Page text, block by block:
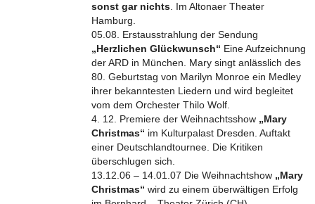
sonst gar nichts . Im Altonaer Theater
Hamburg.
05.08. Erstausstrahlung der Sendung
„Herzlichen Glückwunsch“ Eine Aufzeichnung
der ARD in München. Mary singt anlässlich des
80. Geburtstag von Marilyn Monroe ein Medley
ihrer bekanntesten Liedern und wird begleitet
vom dem Orchester Thilo Wolf.
4. 12. Premiere der Weihnachtsshow „Mary
Christmas“ im Kulturpalast Dresden. Auftakt
einer Deutschlandtournee. Die Kritiken
überschlugen sich.
13.12.06 – 14.01.07 Die Weihnachtshow „Mary
Christmas“ wird zu einem überwältigen Erfolg